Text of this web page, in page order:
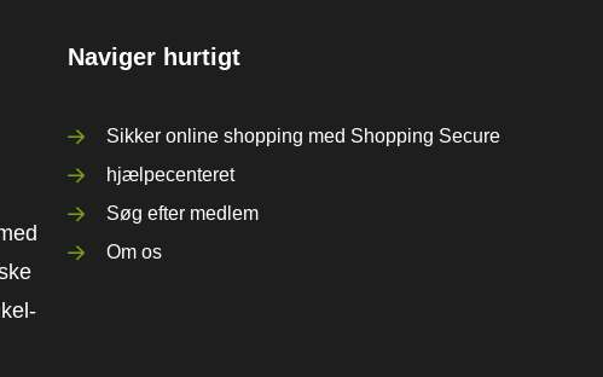
Naviger hurtigt
Sikker online shopping med Shopping Secure
hjælpecenteret
Søg efter medlem
Om os